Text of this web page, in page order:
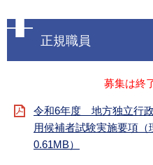
正規職員
募集は終
令和6年度 地方独立行
用候補者試験実施要項
0.61MB）